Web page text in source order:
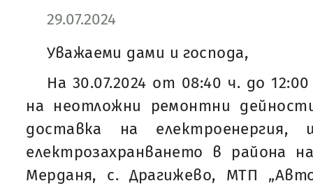
29.07.2024
Уважаеми дами и господа,
На 30.07.2024 от 08:40 ч. до
на неотложни ремонтни
доставка на електроенергия,
електрозахранването в района
Мерданя, с. Драгижево, МТП